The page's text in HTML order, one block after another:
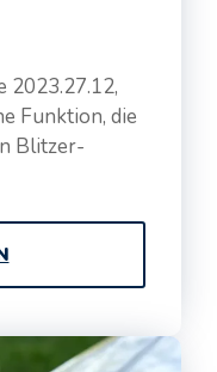
2023.27.12,
Funktion, die
Blitzer-